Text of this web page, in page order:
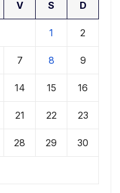
V S D
1 2
7 8 9
14 15 16
21 22 23
28 29 30